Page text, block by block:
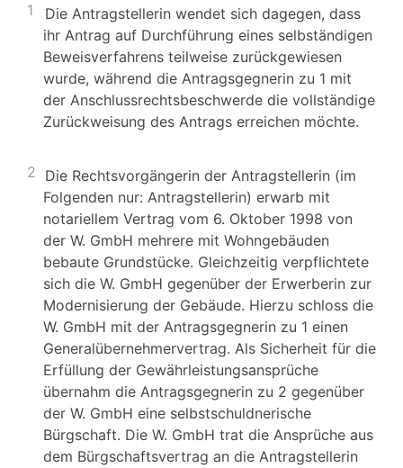
1
Die Antragstellerin wendet sich dagegen, dass
ihr Antrag auf Durchführung eines selbständigen
Beweisverfahrens teilweise zurückgewiesen
wurde, während die Antragsgegnerin zu 1 mit
der Anschlussrechtsbeschwerde die vollständige
Zurückweisung des Antrags erreichen möchte.
2 Die Rechtsvorgängerin der Antragstellerin (im
Folgenden nur: Antragstellerin) erwarb mit
notariellem Vertrag vom 6. Oktober 1998 von
der W. GmbH mehrere mit Wohngebäuden
bebaute Grundstücke. Gleichzeitig verpflichtete
sich die W. GmbH gegenüber der Erwerberin zur
Modernisierung der Gebäude. Hierzu schloss die
W. GmbH mit der Antragsgegnerin zu 1 einen
Generalübernehmervertrag. Als Sicherheit für die
Erfüllung der Gewährleistungsansprüche
übernahm die Antragsgegnerin zu 2 gegenüber
der W. GmbH eine selbstschuldnerische
Bürgschaft. Die W. GmbH trat die Ansprüche aus
dem Bürgschaftsvertrag an die Antragstellerin